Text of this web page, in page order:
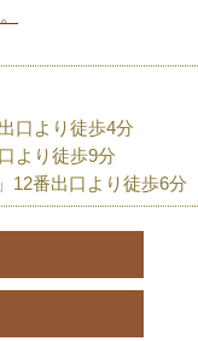
口より徒歩4分
より徒歩9分
12番出口より徒歩6分